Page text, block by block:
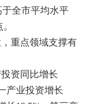
于全市平均水平
重点领域支撑有
资同比增长
产业投资增长